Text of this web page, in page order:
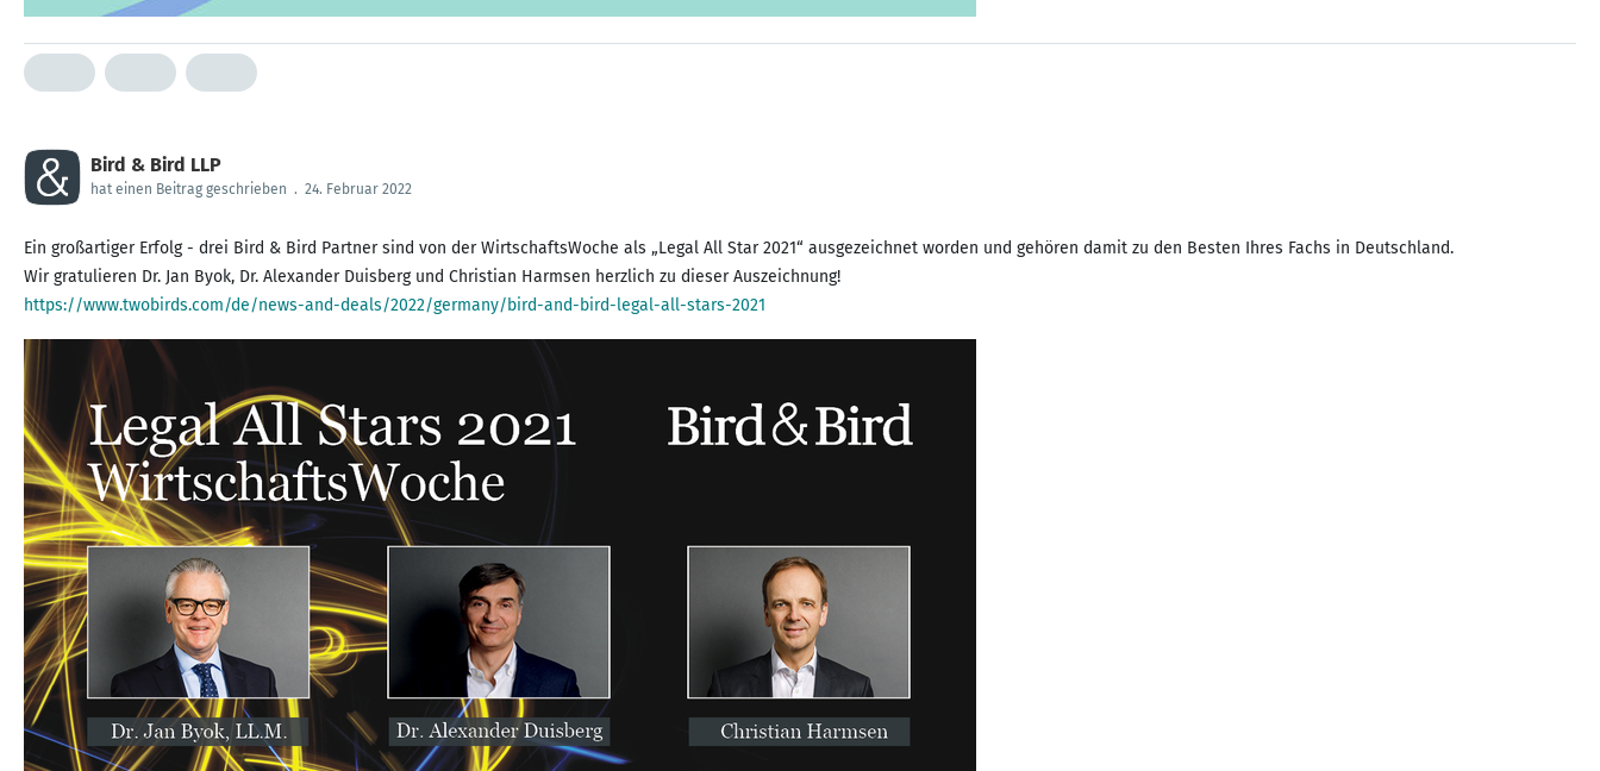
Bird & Bird LLP
hat einen Beitrag geschrieben . 24. Februar 2022
Ein großartiger Erfolg - drei Bird & Bird Partner sind von der WirtschaftsWoche als „Legal All Star 2021“ ausgezeichnet worden und gehören damit zu den Besten Ihres Fachs in Deutschland.
https://www.twobirds.com/de/news-and-deals/2022/germany/bird-and-bird-legal-all-stars-2021